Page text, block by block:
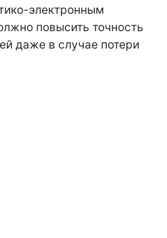
электронным
повысить точность
даже в случае потери